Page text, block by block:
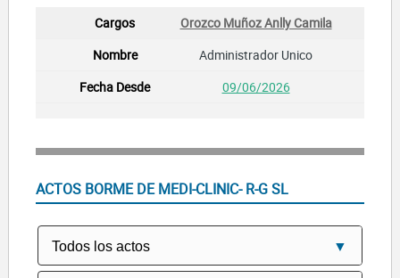
Orozco Muñoz Anlly Camila
Administrador Unico
09/06/2026
ACTOS BORME DE MEDI-CLINIC- R-G SL